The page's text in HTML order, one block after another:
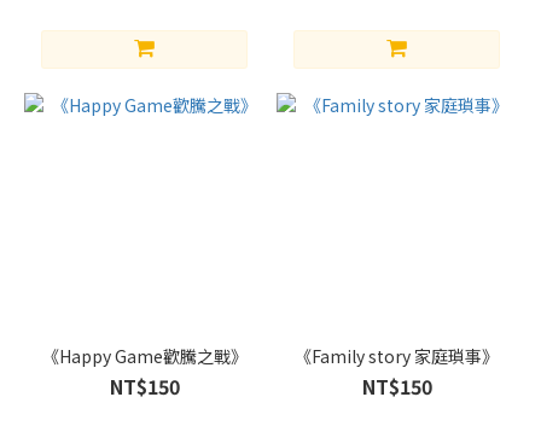
《Happy Game歡騰之戰》
NT$150
《Family story 家庭瑣事》
NT$150